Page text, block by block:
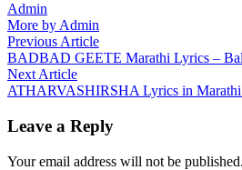
Admin
More by Admin
Post
navigation
Previous ArticlePrevious
article:
BADBAD GEETE Marathi Lyrics –
Next ArticleNext
article:
ATHARVASHIRSHA Lyrics in Marathi
Leave a Reply
Your email address will not be published.